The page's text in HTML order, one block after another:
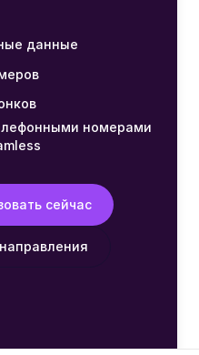
данные
номерами
сейчас